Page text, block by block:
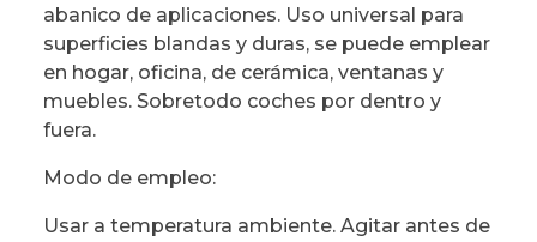
abanico de aplicaciones. Uso universal para
superficies blandas y duras, se puede emplear
en hogar, oficina, de cerámica, ventanas y
muebles. Sobretodo coches por dentro y
fuera.
Modo de empleo:
Usar a temperatura ambiente. Agitar antes de